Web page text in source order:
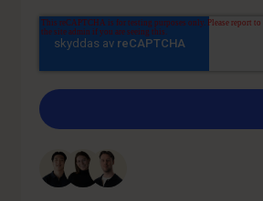
och 16:00, CET).